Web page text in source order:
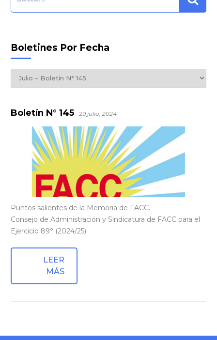
Boletín N° 145 29 julio, 2024
Puntos salientes de la Memoria de FACC.
Consejo de Administración y Sindicatura de FACC para el
Ejercicio 89° (2024/25).
LEER
MÁS
Boletines Por Fecha
Boletines
por